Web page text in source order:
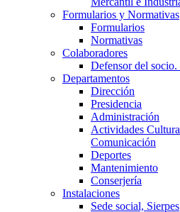
Formularios y Normativas
Formularios
Normativas
Colaboradores
Defensor del socio.
Departamentos
Dirección
Presidencia
Administración
Actividades
Comunicación
Deportes
Mantenimiento
Conserjería
Instalaciones
Sede social, Sierpes